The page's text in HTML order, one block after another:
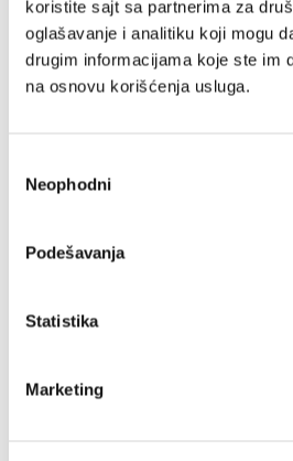
koristite sajt sa partnerima za
oglašavanje i analitiku koji mogu
drugim informacijama koje ste im
na osnovu korišćenja usluga.
сагласности
Neophodni
Podešavanja
Statistika
Marketing
Sramota političke klase
LE MONDE